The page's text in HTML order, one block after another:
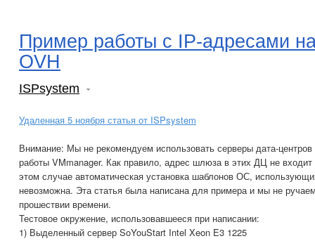
Пример работы с IP-адресами
OVH
ISPsystem
Удаленная 5 ноября статья от ISPsystem
Внимание: Мы не рекомендуем использовать серверы дата-
работы VMmanager. Как правило, адрес шлюза в этих ДЦ не
этом случае автоматическая установка шаблонов ОС,
невозможна. Эта статья была написана для примера и мы не
прошествии времени.
Тестовое окружение, использовавшееся при написании:
1) Выделенный сервер SoYouStart Intel Xeon E3 1225